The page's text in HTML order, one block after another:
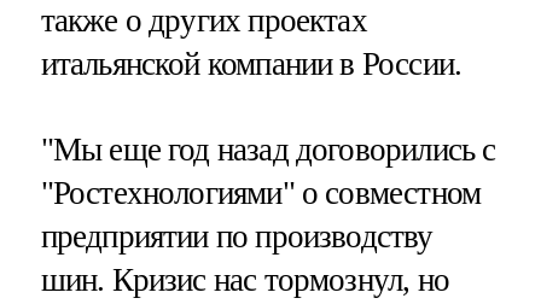
также о других проектах
итальянской компании в России.
"Мы еще год назад договорились с
"Ростехнологиями" о совместном
предприятии по производству
шин. Кризис нас тормознул, но